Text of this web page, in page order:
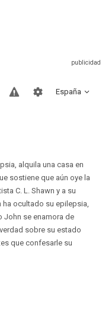
España
alquila una casa en
sostiene que aún oye la
C. L. Shawn y a su
ha ocultado su epilepsia,
John se enamora de
sobre su estado
que confesarle su